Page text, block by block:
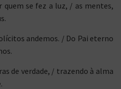
quem se fez a luz, / as mentes,
andemos. / Do Pai eterno
de verdade, / trazendo à alma